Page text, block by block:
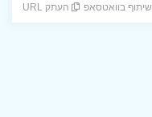
שיתוף בוואטסאפ העתק URL